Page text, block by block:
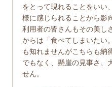
をとって現れることをいい
様に感じられることから影
利用者の皆さんもその美し
からは「食べてしまいたい
も知れませんがこちらも納
でもなく、懸崖の見事さ、
せん。